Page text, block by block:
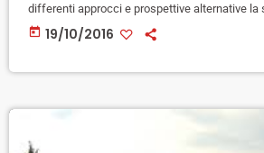
differenti approcci e prospettive alternative la
teatro Comunale dell'Antella che sta per
44 appuntamenti fino ad aprile 2017 per la
today 19/10/2016